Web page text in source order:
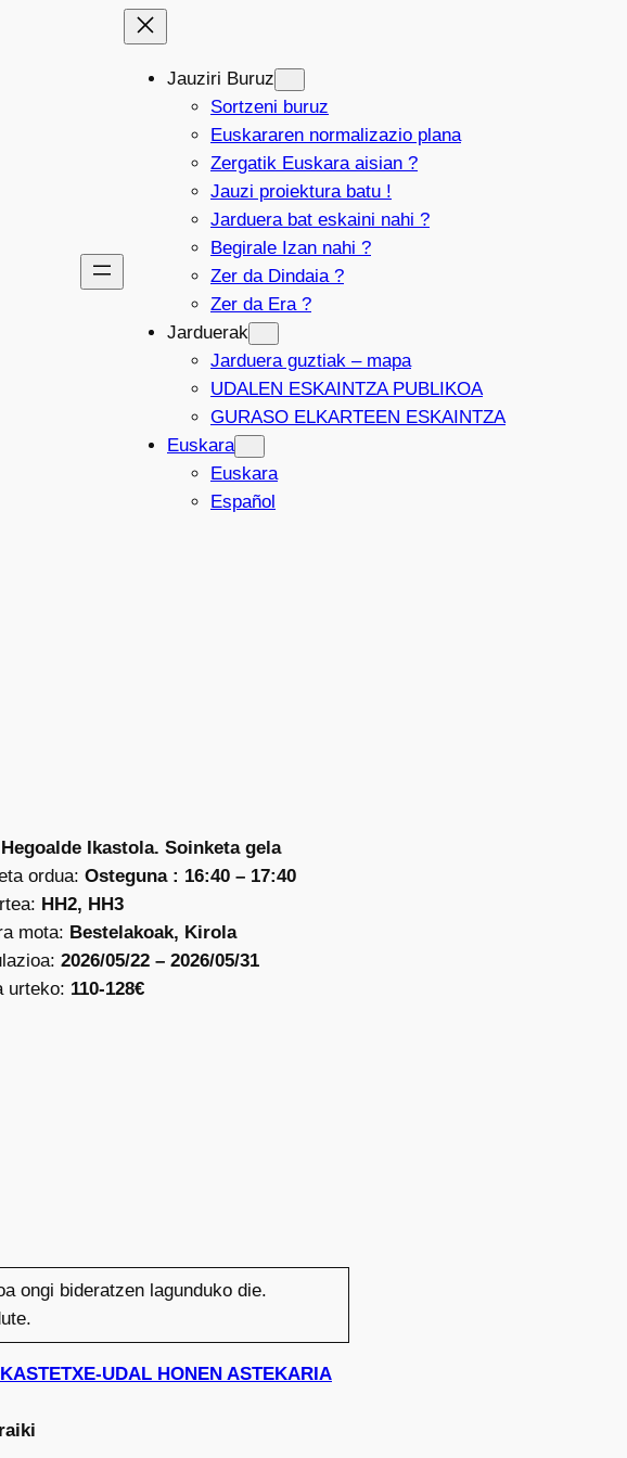
Jauziri Buruz
Sortzeni buruz
Euskararen normalizazio plana
Zergatik Euskara aisian ?
Jauzi proiektura batu !
Jarduera bat eskaini nahi ?
Begirale Izan nahi ?
Zer da Dindaia ?
Zer da Era ?
Jarduerak
Jarduera guztiak – mapa
UDALEN ESKAINTZA PUBLIKOA
GURASO ELKARTEEN ESKAINTZA
Euskara
Euskara
Español
Hegoalde Ikastola. Soinketa gela
ordua: Osteguna : 16:40 – 17:40
HH2, HH3
mota: Bestelakoak, Kirola
2026/05/22 – 2026/05/31
urteko: 110-128€
ongi bideratzen lagunduko die.
UDAL HONEN ASTEKARIA